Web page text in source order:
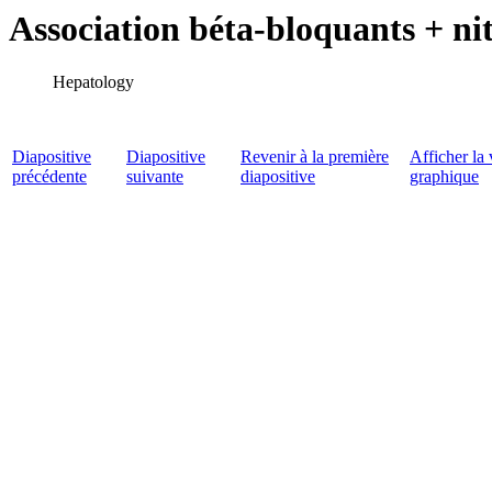
Association béta-bloquants +
Hepatology
Diapositive
précédente
Diapositive
suivante
Revenir à la première
diapositive
Afficher la
graphique